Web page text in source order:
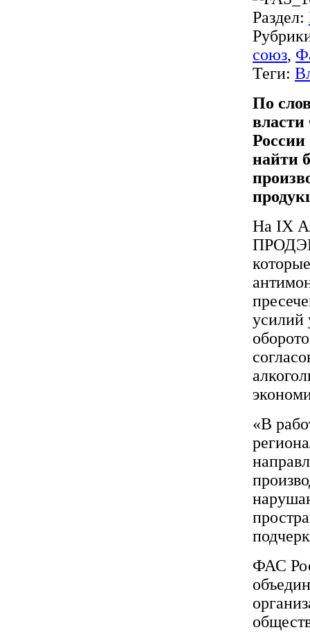
Раздел:
союз,
Теги:
По
найти
На IX
усилий
«В
ФАС